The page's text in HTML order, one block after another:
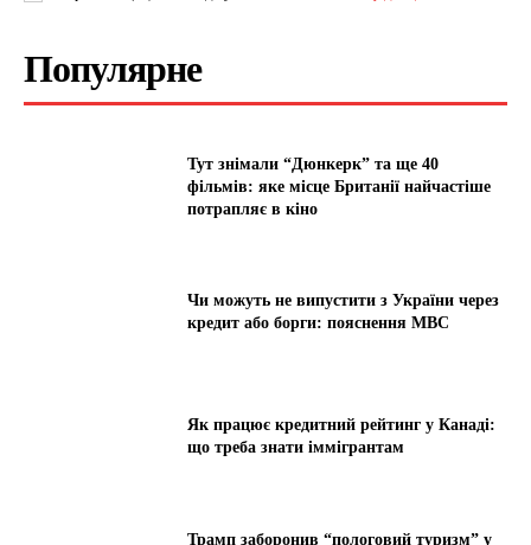
Популярне
Тут знімали “Дюнкерк” та ще 40
фільмів: яке місце Британії найчастіше
потрапляє в кіно
Чи можуть не випустити з України через
кредит або борги: пояснення МВС
Як працює кредитний рейтинг у Канаді:
що треба знати іммігрантам
Трамп заборонив “пологовий туризм” у